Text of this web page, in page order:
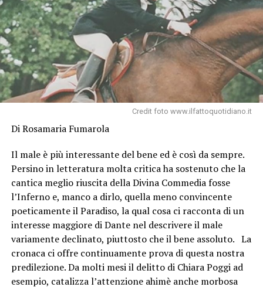
Credit foto www.ilfattoquotidiano.it
Di Rosamaria Fumarola
Il male è più interessante del bene ed è così da sempre.
Persino in letteratura molta critica ha sostenuto che la
cantica meglio riuscita della Divina Commedia fosse
l’Inferno e, manco a dirlo, quella meno convincente
poeticamente il Paradiso, la qual cosa ci racconta di un
interesse maggiore di Dante nel descrivere il male
variamente declinato, piuttosto che il bene assoluto. La
cronaca ci offre continuamente prova di questa nostra
predilezione. Da molti mesi il delitto di Chiara Poggi ad
esempio, catalizza l’attenzione ahimè anche morbosa